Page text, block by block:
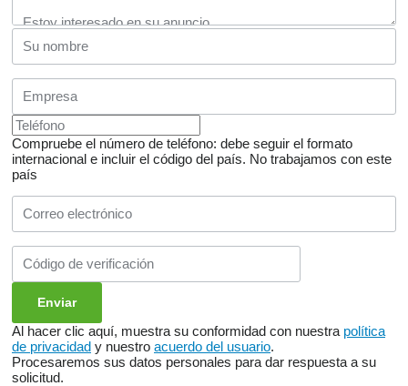
Compruebe el número de teléfono: debe seguir el formato
internacional e incluir el código del país. No trabajamos con este
país
Al hacer clic aquí, muestra su conformidad con nuestra política
de privacidad y nuestro acuerdo del usuario.
Procesaremos sus datos personales para dar respuesta a su
solicitud.